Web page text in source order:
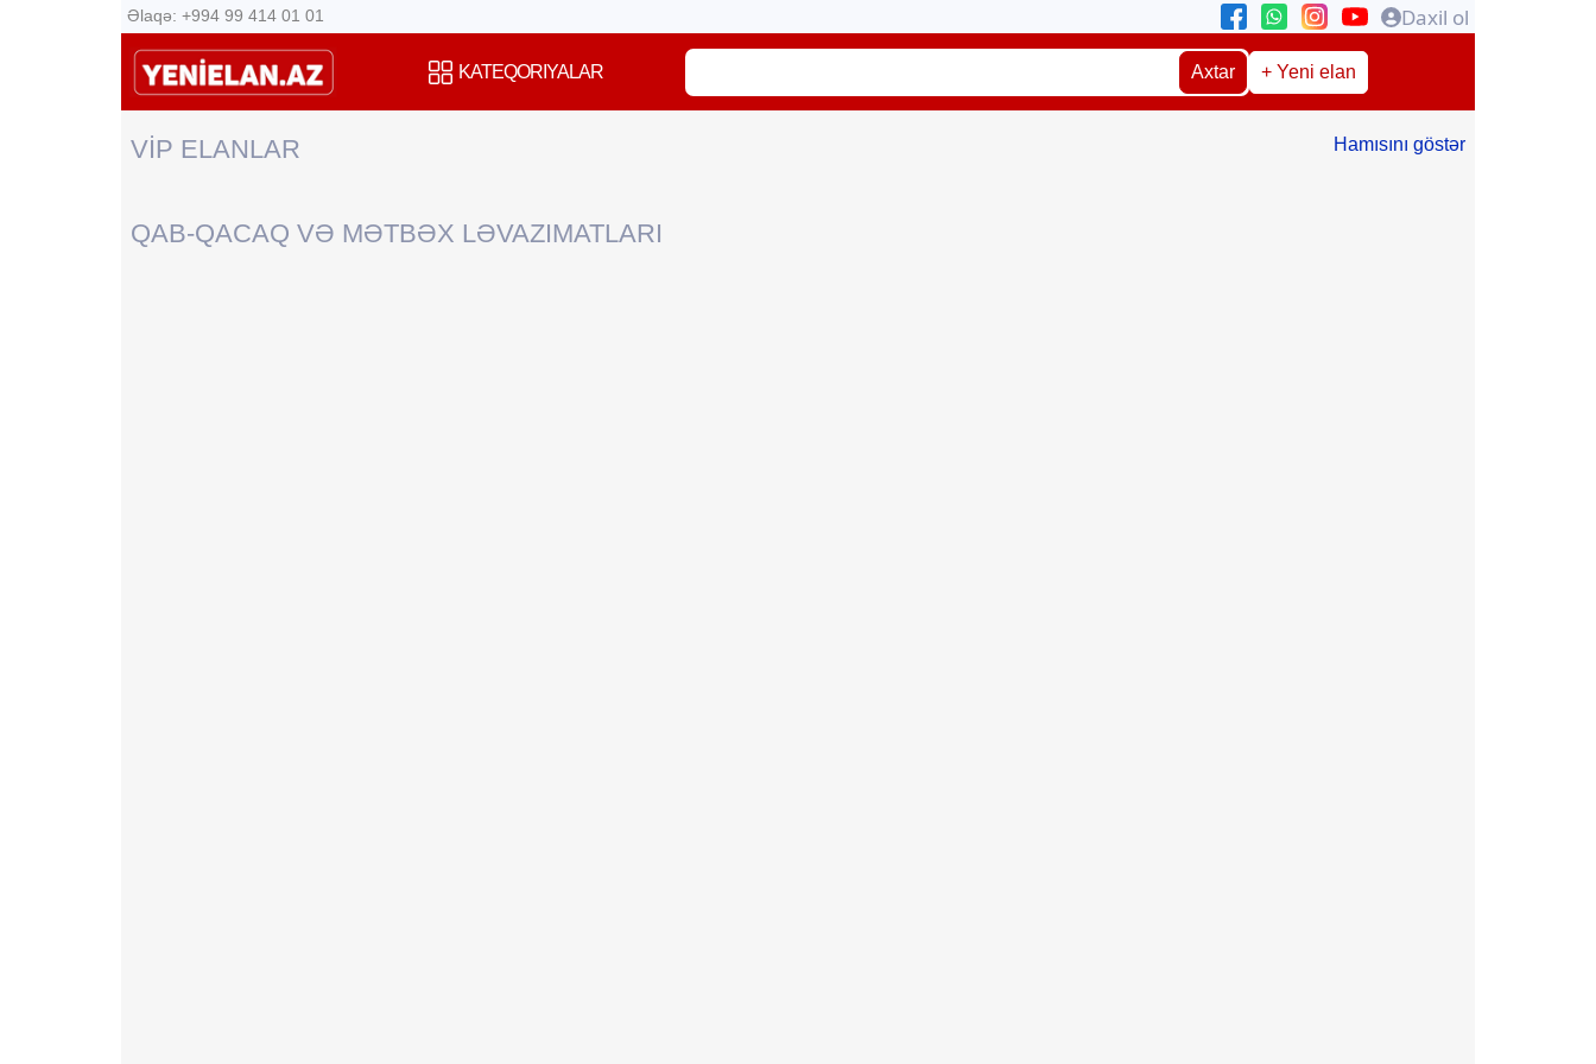
Əlaqə: +994 99 414 01 01 Daxil ol
KATEQORIYALAR Axtar + Yeni elan
VİP ELANLAR Hamısını göstər
QAB-QACAQ VƏ MƏTBƏX LƏVAZIMATLARI